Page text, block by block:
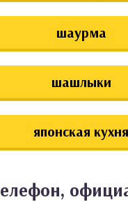
шаурма
шашлыки
японская кухня